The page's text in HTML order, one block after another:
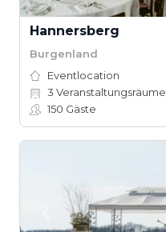
Hannersberg
Burgenland
Eventlocation
3 Veranstaltungsräume
150 Gäste